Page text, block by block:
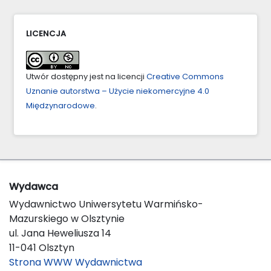
LICENCJA
Utwór dostępny jest na licencji Creative Commons
Uznanie autorstwa – Użycie niekomercyjne 4.0
Międzynarodowe.
Wydawca
Wydawnictwo Uniwersytetu Warmińsko-
Mazurskiego w Olsztynie
ul. Jana Heweliusza 14
11-041 Olsztyn
Strona WWW Wydawnictwa